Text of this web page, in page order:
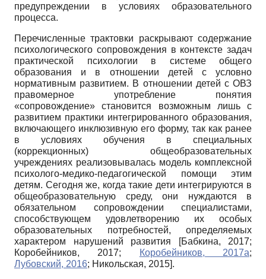
предупреждении в условиях образовательного
процесса.
Перечисленные трактовки раскрывают содержание
психологического сопровождения в контексте задач
практической психологии в системе общего
образования и в отношении детей с условно
нормативным развитием. В отношении детей с ОВЗ
правомерное употребление понятия
«сопровождение» становится возможным лишь с
развитием практики интегрированного образования,
включающего инклюзивную его форму, так как ранее
в условиях обучения в специальных
(коррекционных) общеобразовательных
учреждениях реализовывалась модель комплексной
психолого-медико-педагогической помощи этим
детям. Сегодня же, когда такие дети интегрируются в
общеобразовательную среду, они нуждаются в
обязательном сопровождении специалистами,
способствующем удовлетворению их особых
образовательных потребностей, определяемых
характером нарушений развития
[Бабкина, 2017;
Коробейников, 2017; Коробейников, 2017а;
Лубовский, 2016; Никольская, 2015].